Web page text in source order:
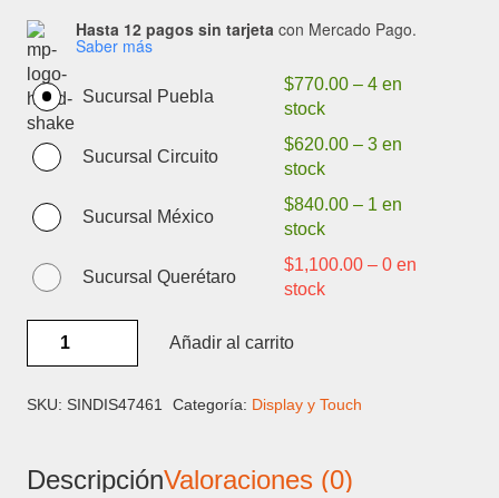
Hasta 12 pagos sin tarjeta con Mercado Pago.
Saber más
Sucursal Puebla
$770.00– 4 en
stock
Sucursal Circuito
$620.00– 3 en
stock
Sucursal México
$840.00– 1 en
stock
Sucursal Querétaro
$1,100.00– 0 en
stock
INCELL
Y
Añadir al carrito
SKU: SINDIS47461 Categoría: Display y Touch
DescripciónValoraciones (0)